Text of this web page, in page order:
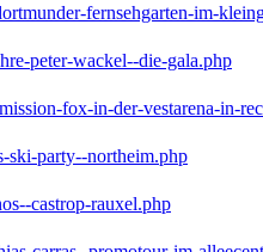
fernsehgarten-im-
peter-wackel--die-gala.php
fox-in-der-vestarena-in-
ski-party--northeim.php
castrop-rauxel.php